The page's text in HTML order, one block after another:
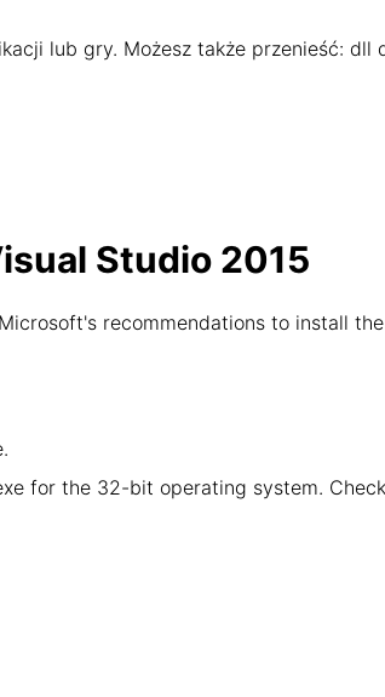
lub gry. Możesz także przenieść: dll
Studio 2015
recommendations to install the
for the 32-bit operating system.